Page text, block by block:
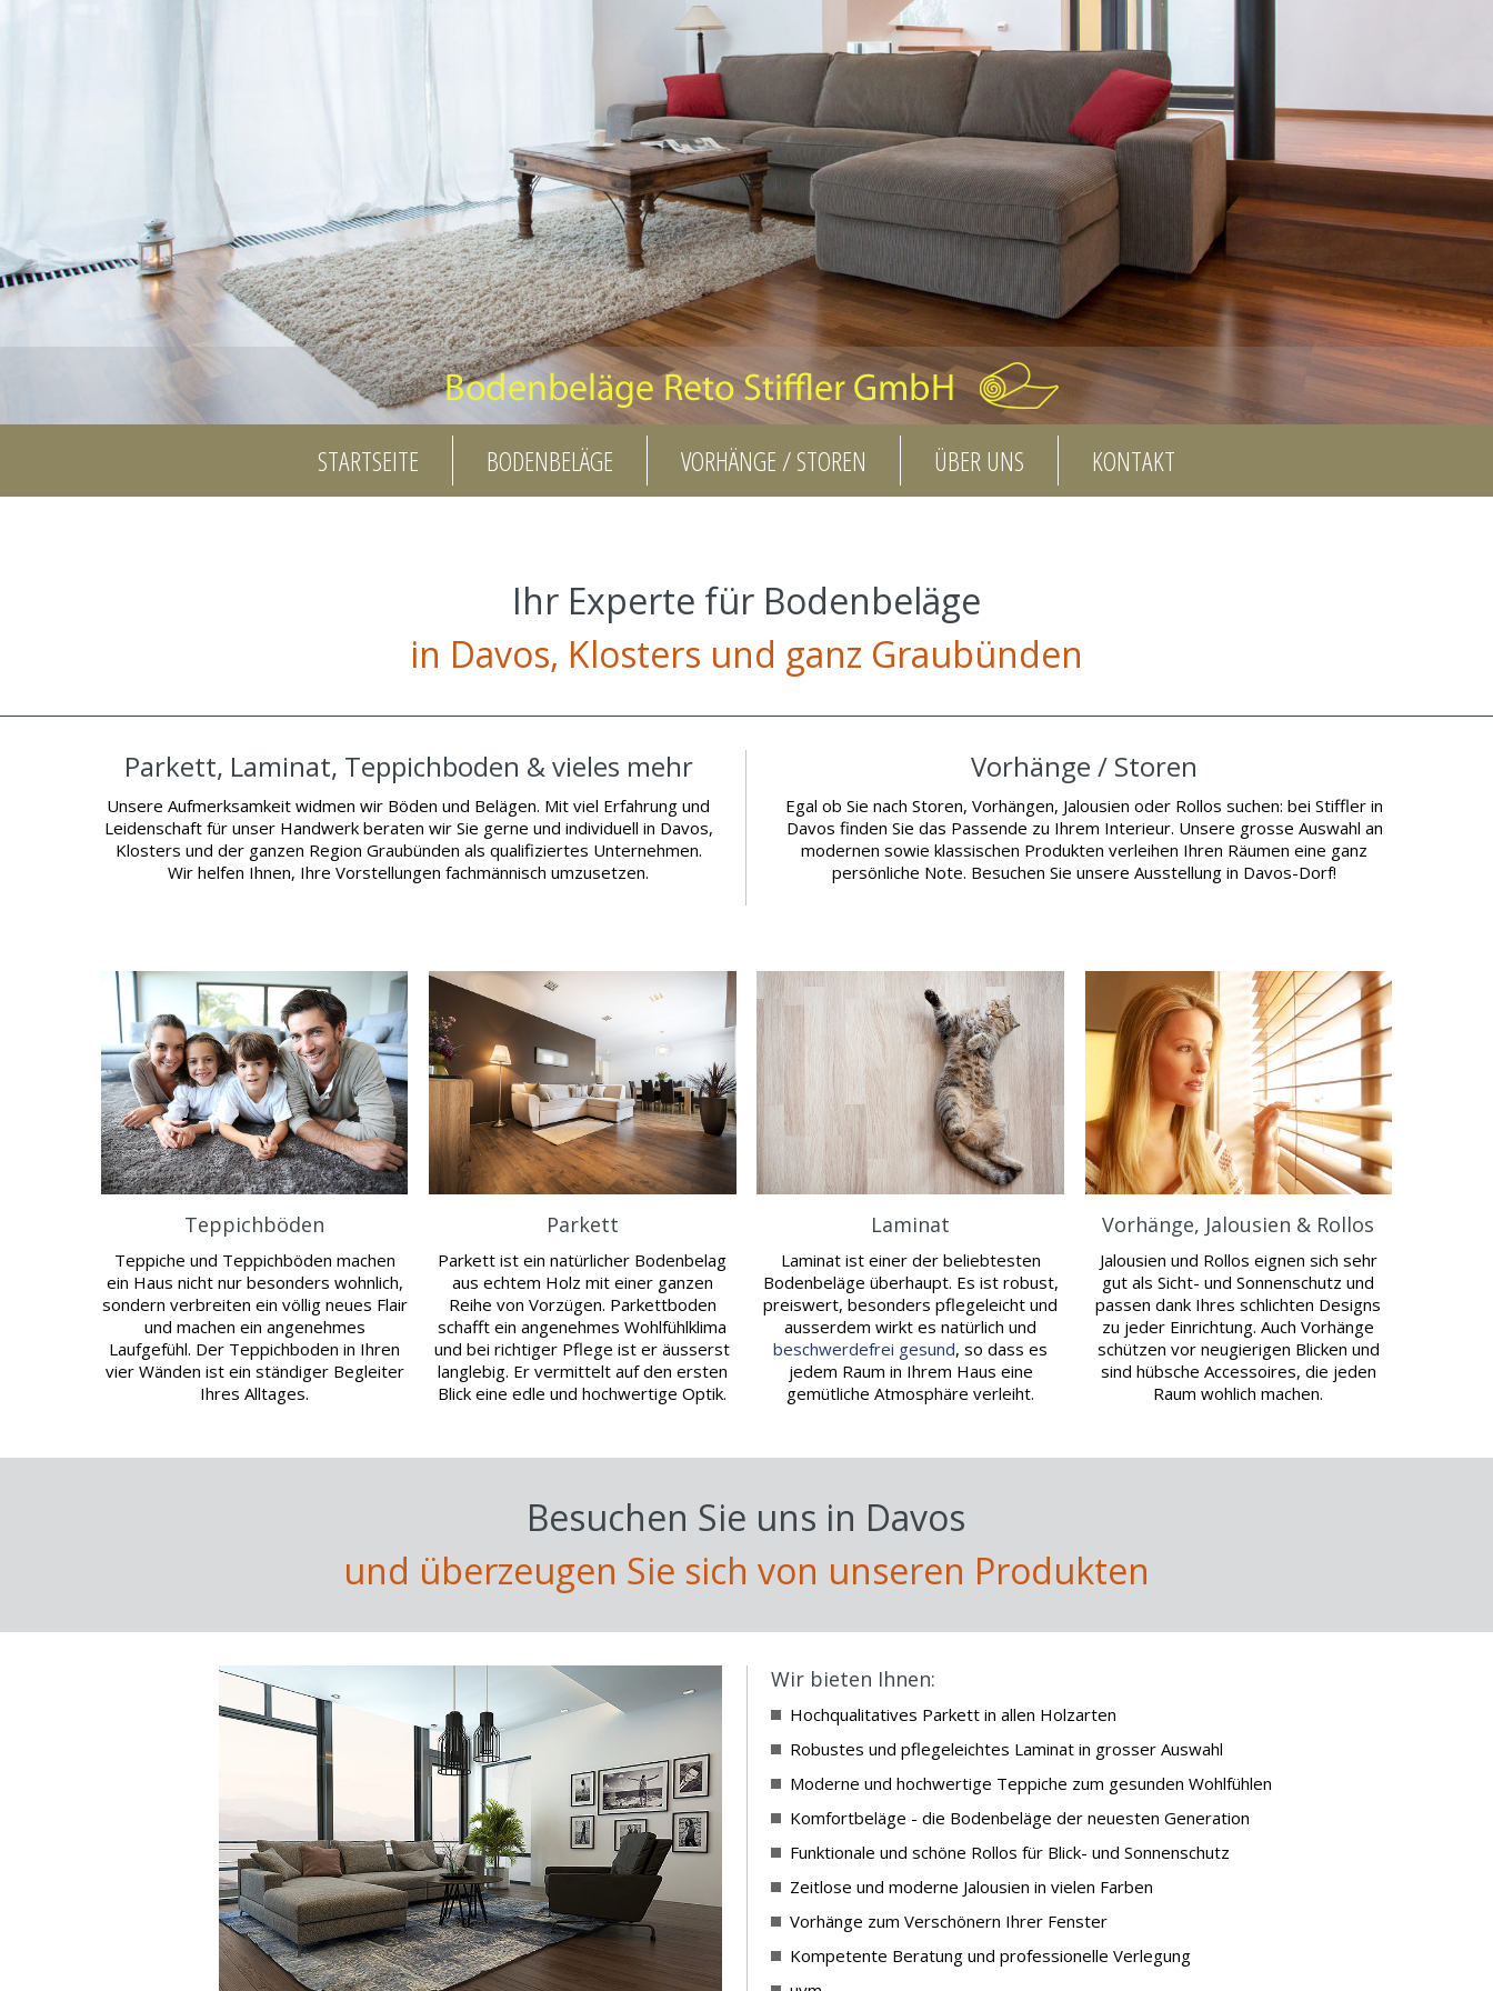
STARTSEITE BODENBELÄGE VORHÄNGE / STOREN ÜBER UNS KONTAKT
Ihr Experte für Bodenbeläge
in Davos, Klosters und ganz Graubünden
Parkett, Laminat, Teppichboden & vieles mehr
Unsere Aufmerksamkeit widmen wir Böden und Belägen. Mit viel Erfahrung und
Leidenschaft für unser Handwerk beraten wir Sie gerne und individuell in Davos,
Klosters und der ganzen Region Graubünden als qualifiziertes Unternehmen.
Wir helfen Ihnen, Ihre Vorstellungen fachmännisch umzusetzen.
Vorhänge / Storen
Egal ob Sie nach Storen, Vorhängen, Jalousien oder Rollos suchen: bei Stiffler in
Davos finden Sie das Passende zu Ihrem Interieur. Unsere grosse Auswahl an
modernen sowie klassischen Produkten verleihen Ihren Räumen eine ganz
persönliche Note. Besuchen Sie unsere Ausstellung in Davos-Dorf!
Teppichböden
Teppiche und Teppichböden machen
ein Haus nicht nur besonders wohnlich,
sondern verbreiten ein völlig neues Flair
und machen ein angenehmes
Laufgefühl. Der Teppichboden in Ihren
vier Wänden ist ein ständiger Begleiter
Ihres Alltages.
Parkett
Parkett ist ein natürlicher Bodenbelag
aus echtem Holz mit einer ganzen
Reihe von Vorzügen. Parkettboden
schafft ein angenehmes Wohlfühlklima
und bei richtiger Pflege ist er äusserst
langlebig. Er vermittelt auf den ersten
Blick eine edle und hochwertige Optik.
Laminat
Laminat ist einer der beliebtesten
Bodenbeläge überhaupt. Es ist robust,
preiswert, besonders pflegeleicht und
ausserdem wirkt es natürlich und
beschwerdefrei gesund, so dass es
jedem Raum in Ihrem Haus eine
gemütliche Atmosphäre verleiht.
Vorhänge, Jalousien & Rollos
Jalousien und Rollos eignen sich sehr
gut als Sicht- und Sonnenschutz und
passen dank Ihres schlichten Designs
zu jeder Einrichtung. Auch Vorhänge
schützen vor neugierigen Blicken und
sind hübsche Accessoires, die jeden
Raum wohlich machen.
Besuchen Sie uns in Davos
und überzeugen Sie sich von unseren Produkten
Wir bieten Ihnen:
Hochqualitatives Parkett in allen Holzarten
Robustes und pflegeleichtes Laminat in grosser Auswahl
Moderne und hochwertige Teppiche zum gesunden Wohlfühlen
Komfortbeläge - die Bodenbeläge der neuesten Generation
Funktionale und schöne Rollos für Blick- und Sonnenschutz
Zeitlose und moderne Jalousien in vielen Farben
Vorhänge zum Verschönern Ihrer Fenster
Kompetente Beratung und professionelle Verlegung